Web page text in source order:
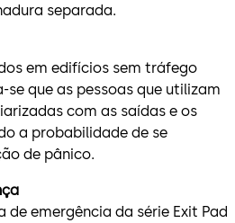
separada.
em edifícios sem tráfego
se que as pessoas que utilizam
com as saídas e os
a probabilidade de se
de pânico.
de emergência da série Exit Pad